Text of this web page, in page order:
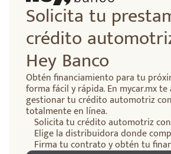
Solicita tu
crédito
Hey Banco
Obtén financiamiento para tu
forma fácil y rápida. En mycar.mx te
gestionar tu crédito automotriz
totalmente en línea.
Solicita tu crédito automotriz con
Elige la distribuidora donde
Firma tu contrato y obtén tu